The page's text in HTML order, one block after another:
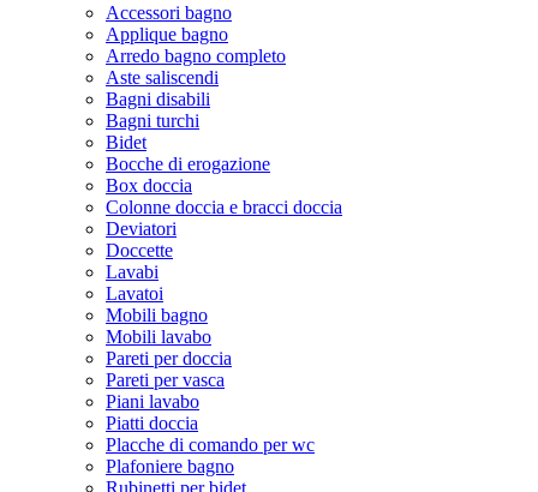
Accessori bagno
Applique bagno
Arredo bagno completo
Aste saliscendi
Bagni disabili
Bagni turchi
Bidet
Bocche di erogazione
Box doccia
Colonne doccia e bracci doccia
Deviatori
Doccette
Lavabi
Lavatoi
Mobili bagno
Mobili lavabo
Pareti per doccia
Pareti per vasca
Piani lavabo
Piatti doccia
Placche di comando per wc
Plafoniere bagno
Rubinetti per bidet